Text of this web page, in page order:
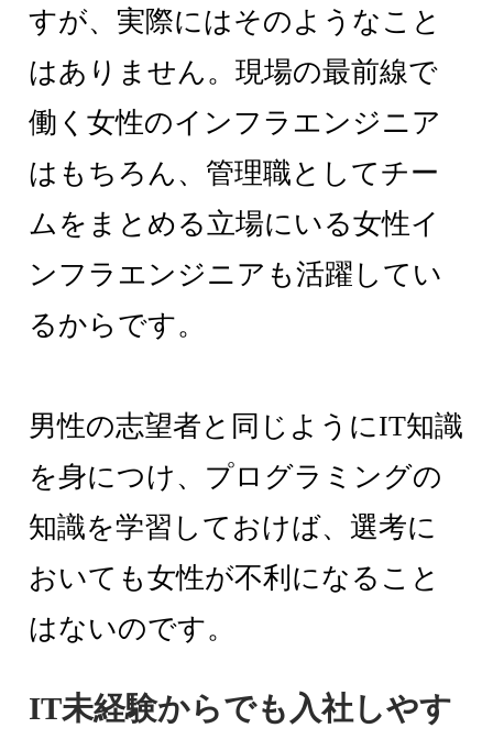
すが、実際にはそのようなこと
はありません。現場の最前線で
働く女性のインフラエンジニア
はもちろん、管理職としてチー
ムをまとめる立場にいる女性イ
ンフラエンジニアも活躍してい
るからです。
男性の志望者と同じようにIT知識
を身につけ、プログラミングの
知識を学習しておけば、選考に
おいても女性が不利になること
はないのです。
IT未経験からでも入社しやす